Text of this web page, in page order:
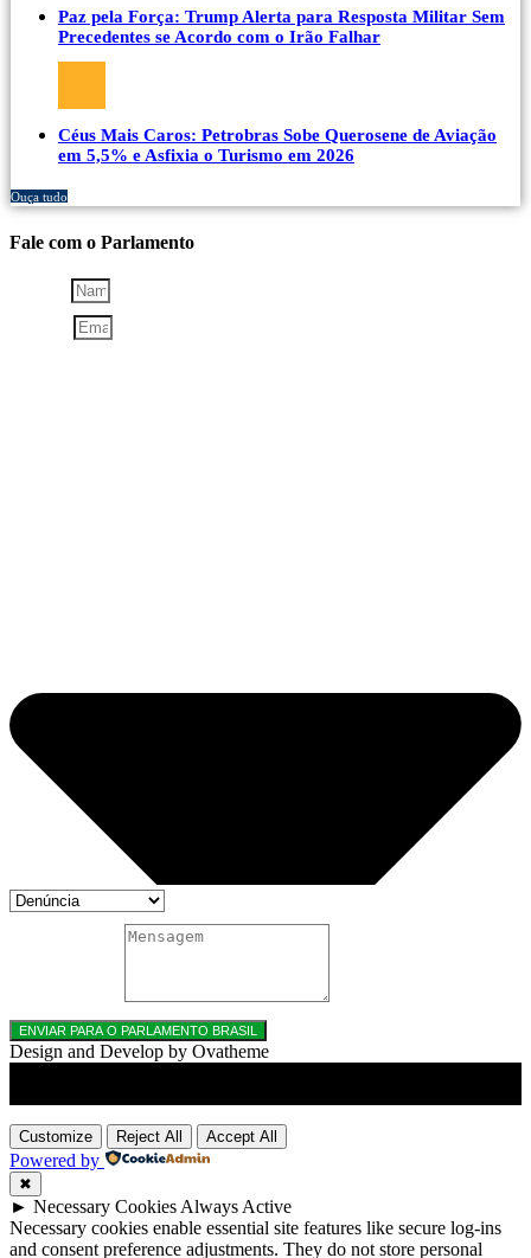
Paz pela Força: Trump Alerta para Resposta Militar Sem
Precedentes se Acordo com o Irão Falhar
Céus Mais Caros: Petrobras Sobe Querosene de Aviação
em 5,5% e Asfixia o Turismo em 2026
Ouça tudo
Fale com o Parlamento
ENVIAR PARA O PARLAMENTO BRASIL
Design and Develop by Ovatheme
Customize Reject All Accept All
Powered by
✖
► Necessary CookiesAlways Active
Necessary cookies enable essential site features like secure log-ins
and consent preference adjustments. They do not store personal